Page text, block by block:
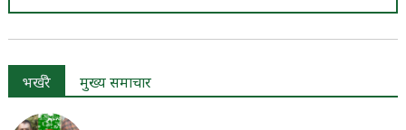
भर्खरै मुख्य समाचार